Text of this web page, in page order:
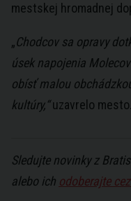
mestskej hromadnej
„Chodcov sa opravy
úsek napojenia
obísť malou
kultúry,“uzavrelo mesto.
Sledujte novinky z
alebo ich odoberajte